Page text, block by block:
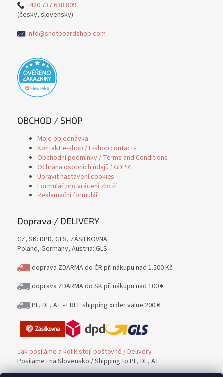
+420 737 638 809
(česky, slovensky)
info@shotboardshop.com
OBCHOD / SHOP
Moje objednávka
Kontakt e-shop / E-shop contacts
Obchodní podmínky / Terms and Conditions
Ochrana osobních údajů / GDPR
Upravit nastavení cookies
Formulář pro vrácení zboží
Reklamační formulář
Doprava / DELIVERY
CZ, SK: DPD, GLS, ZÁSILKOVNA
Poland, Germany, Austria: GLS
doprava ZDARMA do ČR při nákupu nad 1.500 Kč
doprava ZDARMA do SK při nákupu nad 100 €
PL, DE, AT - FREE shipping order value 200 €
Jak posíláme a kolik stojí poštovné / Delivery
Posíláme i na Slovensko / Shipping to PL, DE, AT